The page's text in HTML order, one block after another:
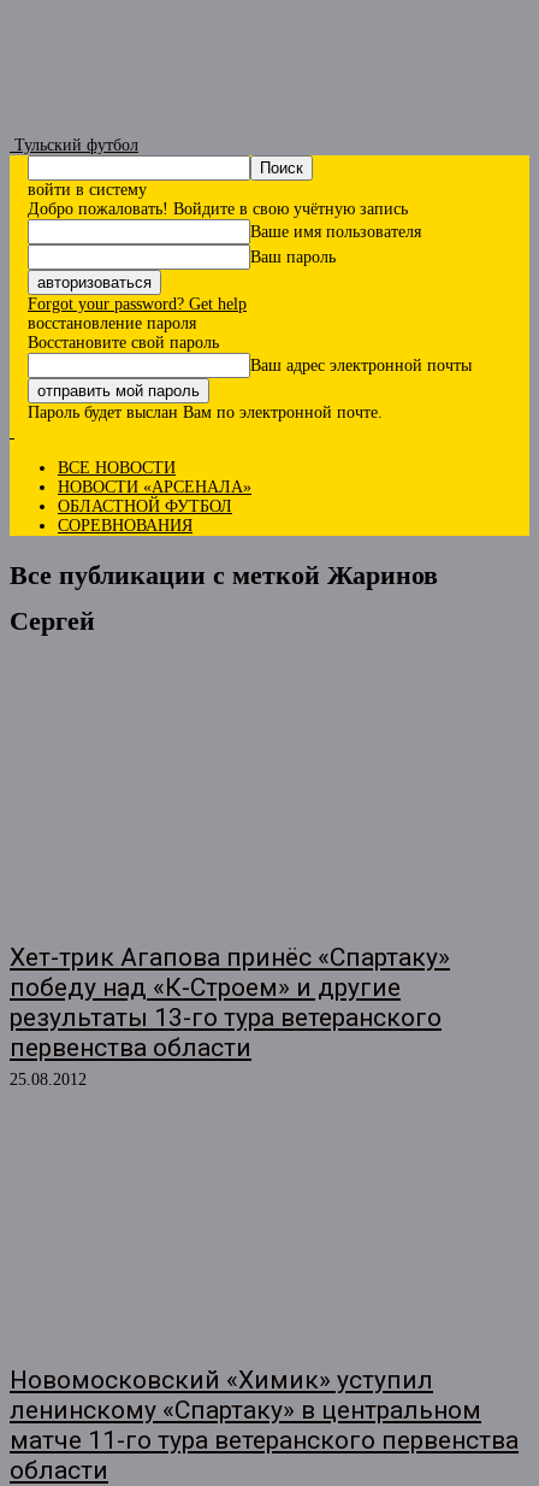
Тульский футбол
войти в систему
Добро пожаловать! Войдите в свою учётную запись
Ваше имя пользователя
Ваш пароль
Forgot your password? Get help
восстановление пароля
Восстановите свой пароль
Ваш адрес электронной почты
Пароль будет выслан Вам по электронной почте.
ВСЕ НОВОСТИ
НОВОСТИ «АРСЕНАЛА»
ОБЛАСТНОЙ ФУТБОЛ
СОРЕВНОВАНИЯ
Все публикации с меткой Жаринов
Сергей
Хет-трик Агапова принёс «Спартаку»
победу над «К-Строем» и другие
результаты 13-го тура ветеранского
первенства области
25.08.2012
Новомосковский «Химик» уступил
ленинскому «Спартаку» в центральном
матче 11-го тура ветеранского первенства
области